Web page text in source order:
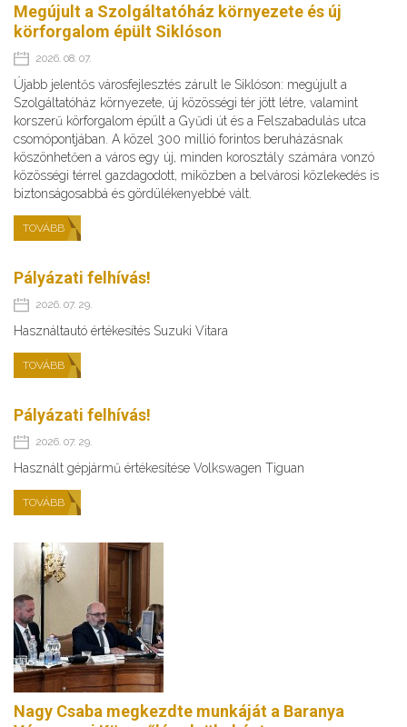
Megújult a Szolgáltatóház környezete és új
körforgalom épült Siklóson
2026. 08. 07.
Újabb jelentős városfejlesztés zárult le Siklóson: megújult a
Szolgáltatóház környezete, új közösségi tér jött létre, valamint
korszerű körforgalom épült a Gyűdi út és a Felszabadulás utca
csomópontjában. A közel 300 millió forintos beruházásnak
köszönhetően a város egy új, minden korosztály számára vonzó
közösségi térrel gazdagodott, miközben a belvárosi közlekedés is
biztonságosabbá és gördülékenyebbé vált.
TOVÁBB
Pályázati felhívás!
2026. 07. 29.
Használtautó értékesítés Suzuki Vitara
TOVÁBB
Pályázati felhívás!
2026. 07. 29.
Használt gépjármű értékesítése Volkswagen Tiguan
TOVÁBB
Nagy Csaba megkezdte munkáját a Baranya